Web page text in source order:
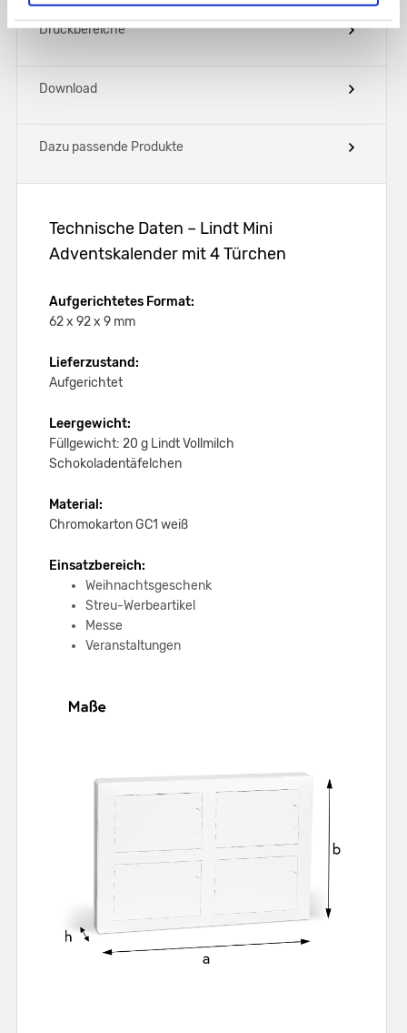
uns vor, weitere Musterbestellungen zu stornieren.
Druckbereiche
Download
Dazu passende Produkte
Technische Daten – Lindt Mini
Adventskalender mit 4 Türchen
Aufgerichtetes Format:
62 x 92 x 9 mm
Lieferzustand:
Aufgerichtet
Leergewicht:
Füllgewicht: 20 g Lindt Vollmilch
Schokoladentäfelchen
Material:
Chromokarton GC1 weiß
Einsatzbereich:
Weihnachtsgeschenk
Streu-Werbeartikel
Messe
Veranstaltungen